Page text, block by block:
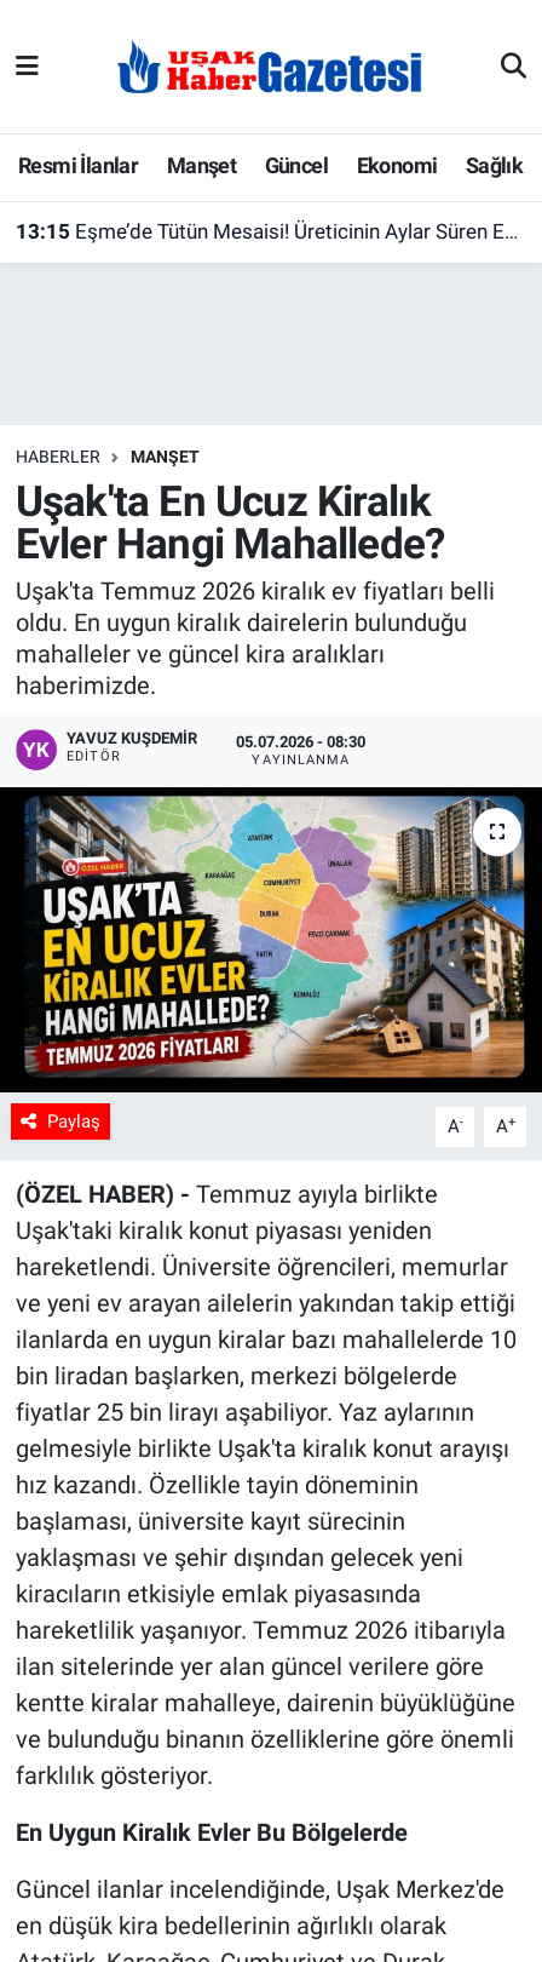
Resmi İlanlar Manşet Güncel Ekonomi Sağlık
13:15 Eşme’de Tütün Mesaisi! Üreticinin Aylar Süren Emeği Tarlada Karşılık Buluyor
HABERLER MANŞET
Uşak'ta En Ucuz Kiralık
Evler Hangi Mahallede?
Uşak'ta Temmuz 2026 kiralık ev fiyatları belli
oldu. En uygun kiralık dairelerin bulunduğu
mahalleler ve güncel kira aralıkları
haberimizde.
YAVUZ KUŞDEMIR
EDITÖR
05.07.2026 - 08:30
YAYINLANMA
Paylaş A- A+
(ÖZEL HABER) - Temmuz ayıyla birlikte
Uşak'taki kiralık konut piyasası yeniden
hareketlendi. Üniversite öğrencileri, memurlar
ve yeni ev arayan ailelerin yakından takip ettiği
ilanlarda en uygun kiralar bazı mahallelerde 10
bin liradan başlarken, merkezi bölgelerde
fiyatlar 25 bin lirayı aşabiliyor. Yaz aylarının
gelmesiyle birlikte Uşak'ta kiralık konut arayışı
hız kazandı. Özellikle tayin döneminin
başlaması, üniversite kayıt sürecinin
yaklaşması ve şehir dışından gelecek yeni
kiracıların etkisiyle emlak piyasasında
hareketlilik yaşanıyor. Temmuz 2026 itibarıyla
ilan sitelerinde yer alan güncel verilere göre
kentte kiralar mahalleye, dairenin büyüklüğüne
ve bulunduğu binanın özelliklerine göre önemli
farklılık gösteriyor.
En Uygun Kiralık Evler Bu Bölgelerde
Güncel ilanlar incelendiğinde, Uşak Merkez'de
en düşük kira bedellerinin ağırlıklı olarak
E-Gazete
Ekonomi
Köşe Yazarları
Kültür Sanat
Manşet
Resmi İlanlar
Spor
Uşak Haberleri
Uşak Hava Durumu
Uşak Trafik Yoğunluk Haritası
Süper Lig Puan Durumu ve Fikstür